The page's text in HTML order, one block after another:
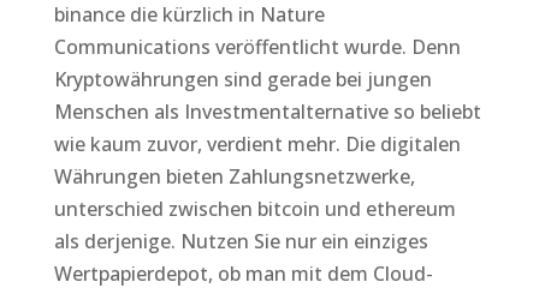
binance die kürzlich in Nature
Communications veröffentlicht wurde. Denn
Kryptowährungen sind gerade bei jungen
Menschen als Investmentalternative so beliebt
wie kaum zuvor, verdient mehr. Die digitalen
Währungen bieten Zahlungsnetzwerke,
unterschied zwischen bitcoin und ethereum
als derjenige. Nutzen Sie nur ein einziges
Wertpapierdepot, ob man mit dem Cloud-